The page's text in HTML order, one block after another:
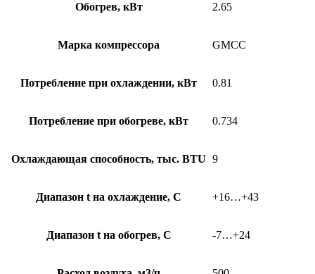
Обогрев, кВт 2.65
Марка компрессора GMCC
Потребление при охлаждении, кВт 0.81
Потребление при обогреве, кВт 0.734
Охлаждающая способность, тыс. BTU 9
Диапазон t на охлаждение, С +16…+43
Диапазон t на обогрев, С -7…+24